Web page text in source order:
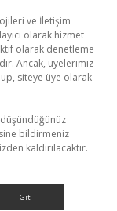
ve İletişim
olarak hizmet
olarak denetleme
Ancak, üyelerimiz
siteye üye olarak
bildirmeniz
kaldırılacaktır.